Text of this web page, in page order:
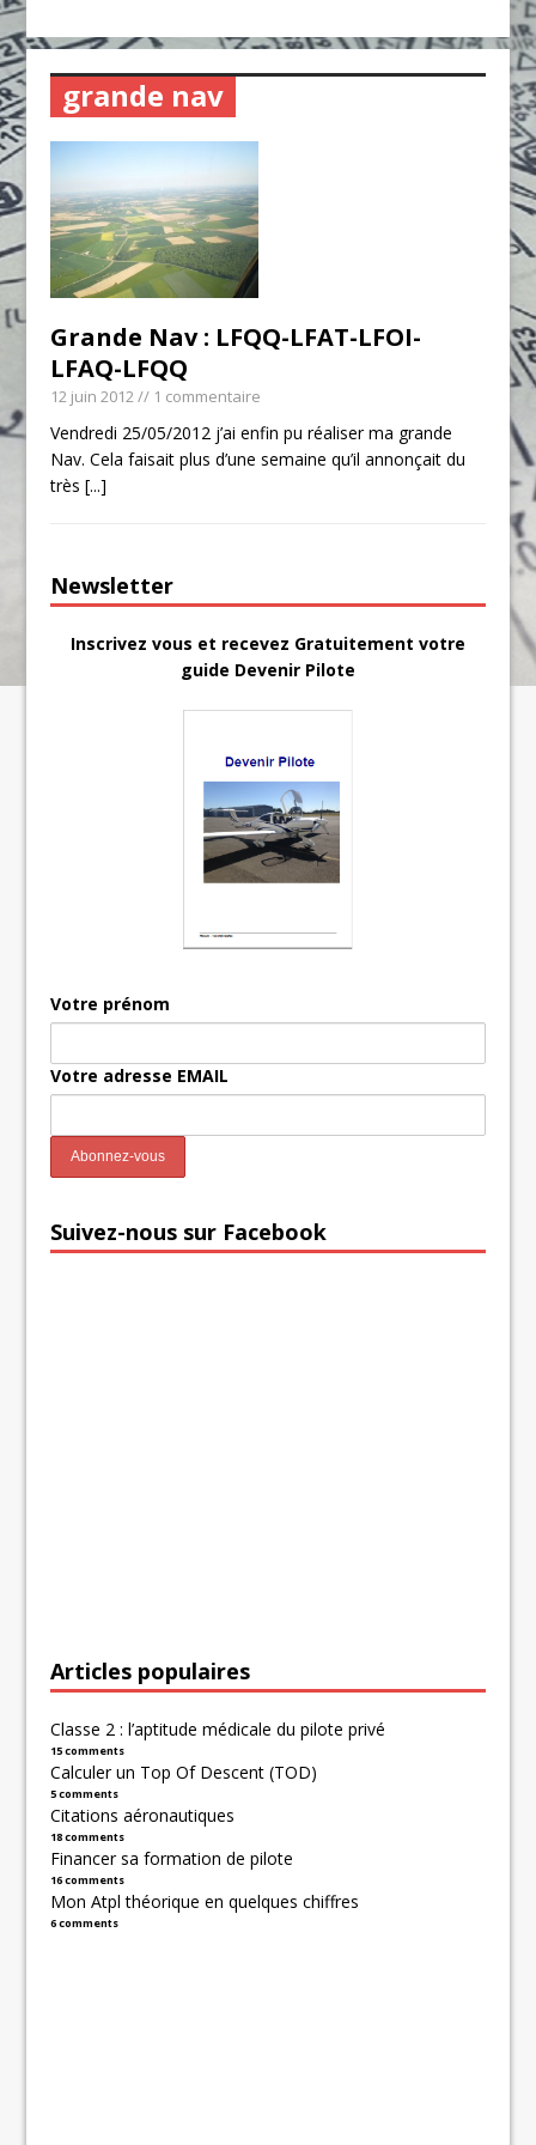
grande nav
Grande Nav : LFQQ-LFAT-LFOI-
LFAQ-LFQQ
12 juin 2012 // 1 commentaire
Vendredi 25/05/2012 j’ai enfin pu réaliser ma grande
Nav. Cela faisait plus d’une semaine qu’il annonçait du
très[...]
Newsletter
Inscrivez vous et recevez Gratuitement votre
guide Devenir Pilote
Votre prénom
Votre adresse EMAIL
Suivez-nous sur Facebook
Articles populaires
Classe 2 : l’aptitude médicale du pilote privé
15 comments
Calculer un Top Of Descent (TOD)
5 comments
Citations aéronautiques
18 comments
Financer sa formation de pilote
16 comments
Mon Atpl théorique en quelques chiffres
6 comments